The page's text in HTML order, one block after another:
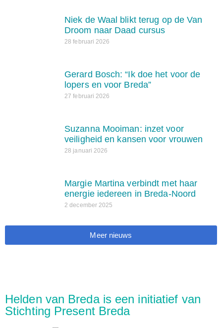
Niek de Waal blikt terug op de Van
Droom naar Daad cursus
28 februari 2026
Gerard Bosch: “Ik doe het voor de
lopers en voor Breda”
27 februari 2026
Suzanna Mooiman: inzet voor
veiligheid en kansen voor vrouwen
28 januari 2026
Margie Martina verbindt met haar
energie iedereen in Breda-Noord
2 december 2025
Meer nieuws
Helden van Breda is een initiatief van
Stichting Present Breda